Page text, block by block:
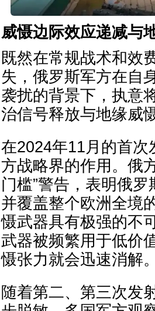
威慑边际效应递减与
既然在常规战术和效
失，俄罗斯军方在自
袭扰的背景下，执意
治信号释放与地缘威
在2024年11月的首次
方战略界的作用。俄
门槛”警告，表明俄
并覆盖整个欧洲全境
慑武器具有极强的不
武器被频繁用于低价
慑张力就会迅速消解。
随着第二、第三次发